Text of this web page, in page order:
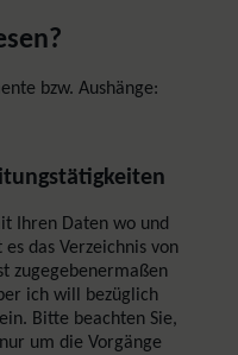
bzw. Aushänge:
Ihren Daten wo und
das Verzeichnis von
zugegebenermaßen
ich will bezüglich
Bitte beachten Sie,
um die Vorgänge